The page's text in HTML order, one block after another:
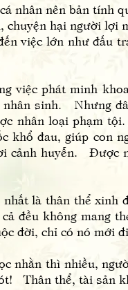
nên bản tính
chuyện hại người
việc lớn như đấu
phát minh khoa
nhân sinh. Nhưng
nhân loại phạm
khổ đau, giúp con
cảnh huyễn. Được
là thân thể xinh
đều không mang
đời, chỉ có nó mới
thì nhiều,
Thân thể, tài sản